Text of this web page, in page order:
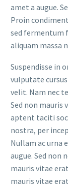
amet a augue.
Proin
sed fermentum
aliquam massa
Suspendisse in
vulputate
velit. Nam nec
Sed non mauris
aptent taciti
nostra, per
Nullam ac urna
augue. Sed non
mauris vitae
mauris vitae